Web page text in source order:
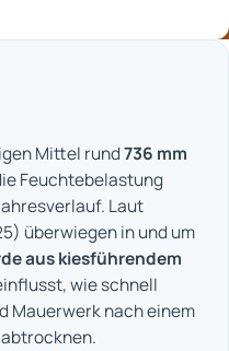
Mittel rund736 mm
Feuchtebelastung
Laut
überwiegen in und um
aus kiesführendem
wie schnell
Mauerwerk nach einem